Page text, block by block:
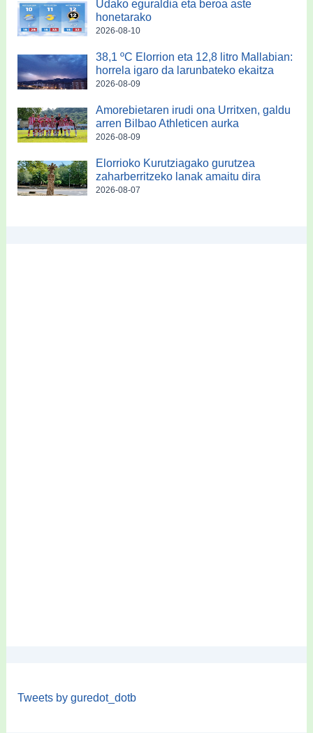
Udako eguraldia eta beroa aste
honetarako
2026-08-10
38,1 ºC Elorrion eta 12,8 litro Mallabian:
horrela igaro da larunbateko ekaitza
2026-08-09
Amorebietaren irudi ona Urritxen, galdu
arren Bilbao Athleticen aurka
2026-08-09
Elorrioko Kurutziagako gurutzea
zaharberritzeko lanak amaitu dira
2026-08-07
Tweets by guredot_dotb